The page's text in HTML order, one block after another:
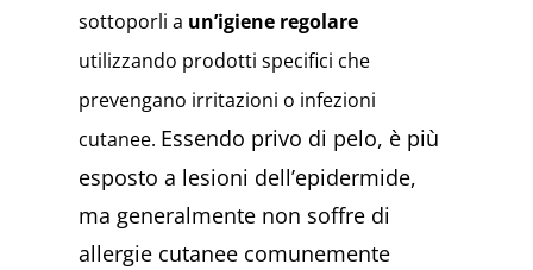
sottoporli a un’igiene regolare
utilizzando prodotti specifici che
prevengano irritazioni o infezioni
cutanee. Essendo privo di pelo, è più
esposto a lesioni dell’epidermide,
ma generalmente non soffre di
allergie cutanee comunemente